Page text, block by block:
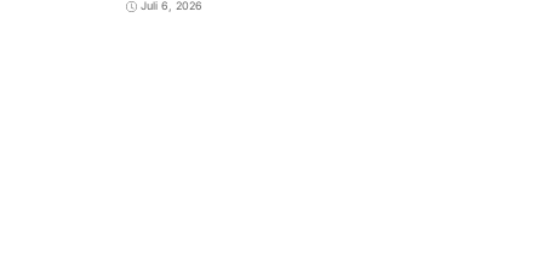
Juli 6, 2026